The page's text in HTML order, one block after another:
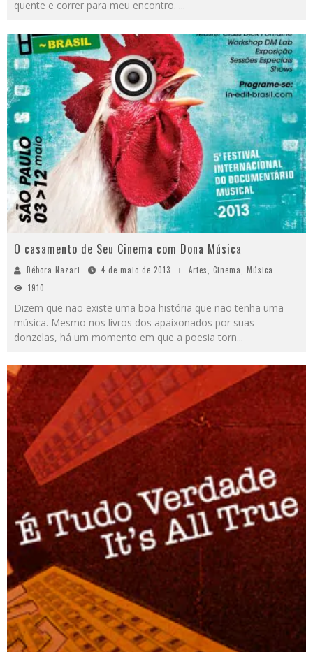
quente e correr para meu encontro. ...
O casamento de Seu Cinema com Dona Música
Débora Nazari 4 de maio de 2013 Artes Cinema
Música
1910
Dizem que não existe uma boa história que não tenha uma
música. Mesmo nos livros dos apaixonados por suas
donzelas, há um momento em que a poesia torn...